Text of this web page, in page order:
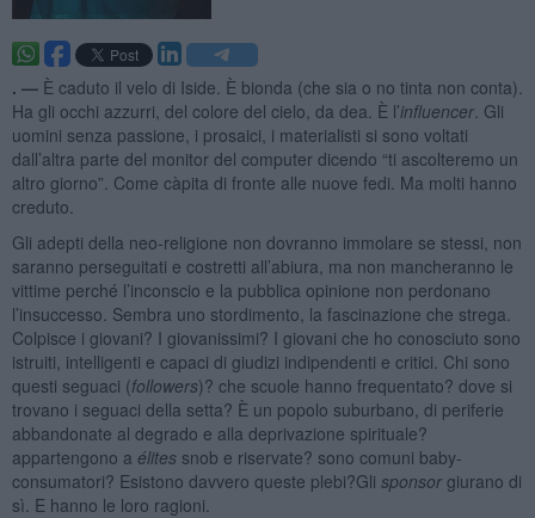
. — È caduto il velo di Iside. È bionda (che sia o no tinta non conta).
Ha gli occhi azzurri, del colore del cielo, da dea. È l’influencer. Gli
uomini senza passione, i prosaici, i materialisti si sono voltati
dall’altra parte del monitor del computer dicendo “ti ascolteremo un
altro giorno”. Come càpita di fronte alle nuove fedi. Ma molti hanno
creduto.
Gli adepti della neo-religione non dovranno immolare se stessi, non
saranno perseguitati e costretti all’abiura, ma non mancheranno le
vittime perché l’inconscio e la pubblica opinione non perdonano
l’insuccesso. Sembra uno stordimento, la fascinazione che strega.
Colpisce i giovani? I giovanissimi? I giovani che ho conosciuto sono
istruiti, intelligenti e capaci di giudizi indipendenti e critici. Chi sono
questi seguaci (followers)? che scuole hanno frequentato? dove si
trovano i seguaci della setta? È un popolo suburbano, di periferie
abbandonate al degrado e alla deprivazione spirituale?
appartengono a élitessnob e riservate? sono comuni baby-
consumatori? Esistono davvero queste plebi?Gli sponsorgiurano di
sì. E hanno le loro ragioni.